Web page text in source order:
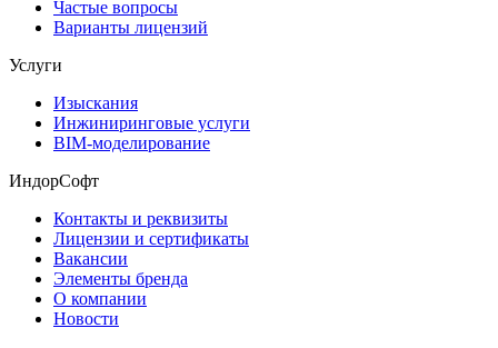
Частые вопросы
Варианты лицензий
Услуги
Изыскания
Инжиниринговые услуги
BIM-моделирование
ИндорСофт
Контакты и реквизиты
Лицензии и сертификаты
Вакансии
Элементы бренда
О компании
Новости